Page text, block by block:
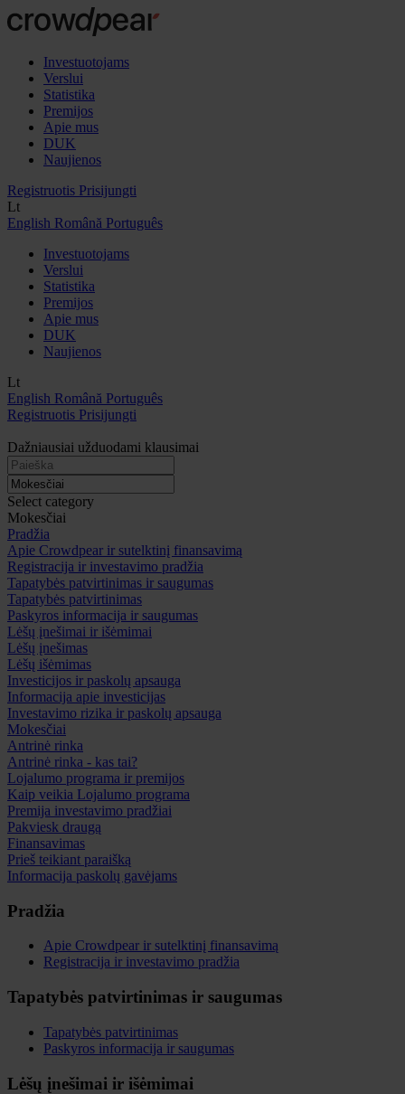
Investuotojams
Verslui
Statistika
Premijos
Apie mus
DUK
Naujienos
Registruotis Prisijungti
Lt
English Română Português
Investuotojams
Verslui
Statistika
Premijos
Apie mus
DUK
Naujienos
Lt
English Română Português
Registruotis Prisijungti
Dažniausiai užduodami klausimai
Select category
Mokesčiai
Pradžia
Apie Crowdpear ir sutelktinį finansavimą
Registracija ir investavimo pradžia
Tapatybės patvirtinimas ir saugumas
Tapatybės patvirtinimas
Paskyros informacija ir saugumas
Lėšų įnešimai ir išėmimai
Lėšų įnešimas
Lėšų išėmimas
Investicijos ir paskolų apsauga
Informacija apie investicijas
Investavimo rizika ir paskolų apsauga
Mokesčiai
Antrinė rinka
Antrinė rinka - kas tai?
Lojalumo programa ir premijos
Kaip veikia Lojalumo programa
Premija investavimo pradžiai
Pakviesk draugą
Finansavimas
Prieš teikiant paraišką
Informacija paskolų gavėjams
Pradžia
Apie Crowdpear ir sutelktinį finansavimą
Registracija ir investavimo pradžia
Tapatybės patvirtinimas ir saugumas
Tapatybės patvirtinimas
Paskyros informacija ir saugumas
Lėšų įnešimai ir išėmimai